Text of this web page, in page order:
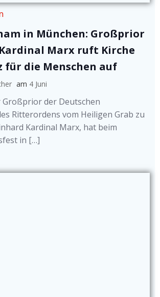
in München: Großprior
Marx ruft Kirche
für die Menschen auf
am 4 Juni
Großprior der Deutschen
Ritterordens vom Heiligen Grab zu
Kardinal Marx, hat beim
in […]